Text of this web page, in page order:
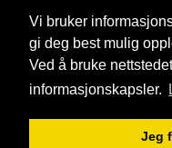
Vi bruker
gi deg best mulig
Ved å bruke
informasjonskapsler.
Jeg